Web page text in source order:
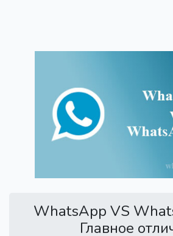
WhatsApp VS
Главное